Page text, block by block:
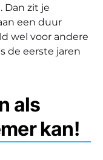
Dan zit je
een duur
wel voor andere
de eerste jaren
als
kan!